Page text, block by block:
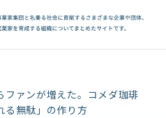
ファンが増えた。コメダ珈琲
る無駄」の作り方